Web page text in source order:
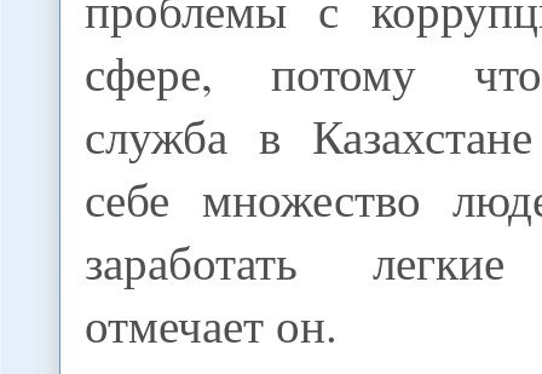
сфере, потому
служба в
себе множество
заработать
отмечает он.